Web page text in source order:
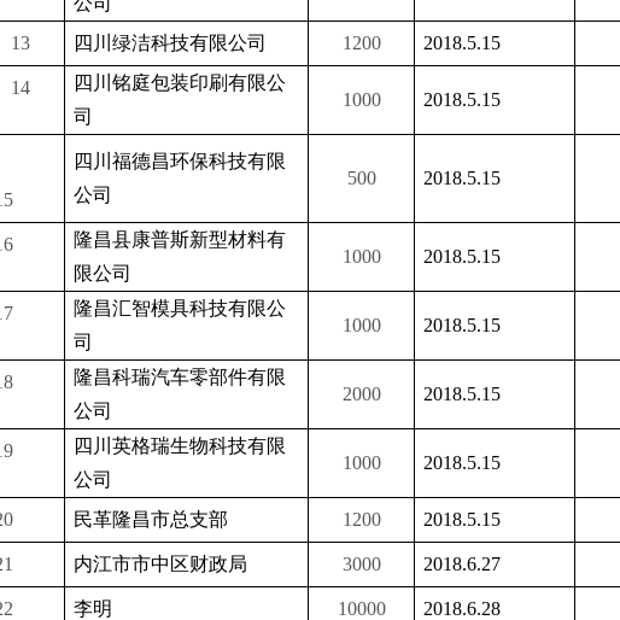
13 四川绿洁科技有限公司 1200 2018.5.15
14
四川铭庭包装印刷有限公
司
1000 2018.5.15
四川福德昌环保科技有限
公司
500 2018.5.15
隆昌县康普斯新型材料有
限公司
1000 2018.5.15
隆昌汇智模具科技有限公
司
1000 2018.5.15
隆昌科瑞汽车零部件有限
公司
2000 2018.5.15
四川英格瑞生物科技有限
公司
1000 2018.5.15
民革隆昌市总支部 1200 2018.5.15
内江市市中区财政局 3000 2018.6.27
李明 10000 2018.6.28